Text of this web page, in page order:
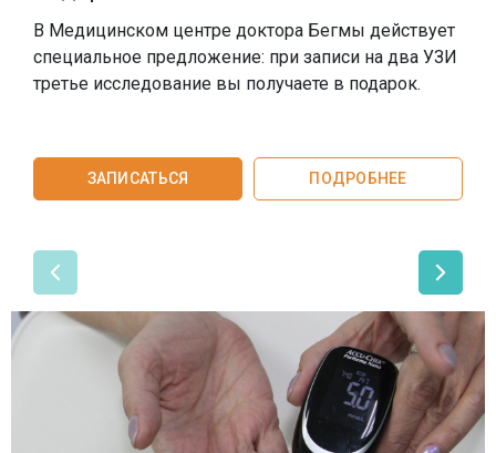
В Медицинском центре доктора Бегмы действует
специальное предложение: при записи на два УЗИ
третье исследование вы получаете в подарок.
ЗАПИСАТЬСЯ ПОДРОБНЕЕ
SMAS-лифтинг лица